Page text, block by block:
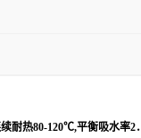
耐热80-120℃,平衡吸水率2．